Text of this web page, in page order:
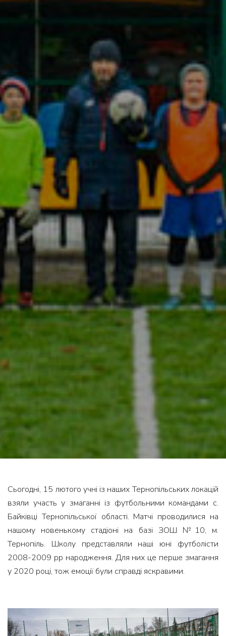
Сьогодні, 15 лютого учні із наших Тернопільських локацій
взяли участь у змаганні із футбольними командами с.
Байківці Тернопільської області. Матчі проводилися на
нашому новенькому стадіоні на базі ЗОШ №10, м.
Тернопіль. Школу представляли наші юні футболісти
2008-2009 рр народження. Для них це перше змагання
у 2020 році, тож емоції були справді яскравими.